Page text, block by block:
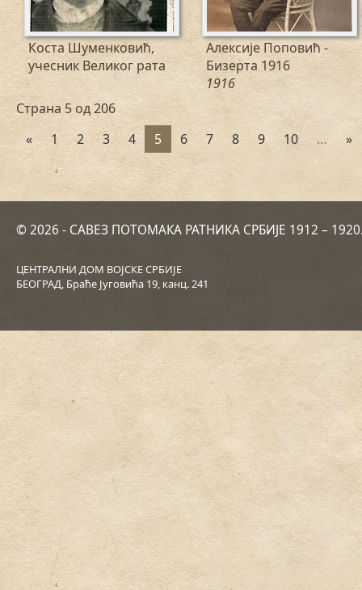
Коста Шуменковић,
учесник Великог рата
Алексије Поповић -
Бизерта 1916
1916
Страна 5 од 206
«
1 2 3 4 5 6 7 8 9 10 … »
© 2026 - САВЕЗ ПОТОМАКА РАТНИКА СРБИЈЕ 1912 –
ЦЕНТРАЛНИ ДОМ ВОЈСКЕ СРБИЈЕ
БЕОГРАД, Браће Југовића 19, канц. 241